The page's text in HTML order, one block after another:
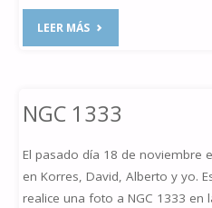
LEER MÁS"LUZ
RASANTE"
NGC 1333
El pasado día 18 de noviembre
en Korres, David, Alberto y yo.
realice una foto a NGC 1333 en